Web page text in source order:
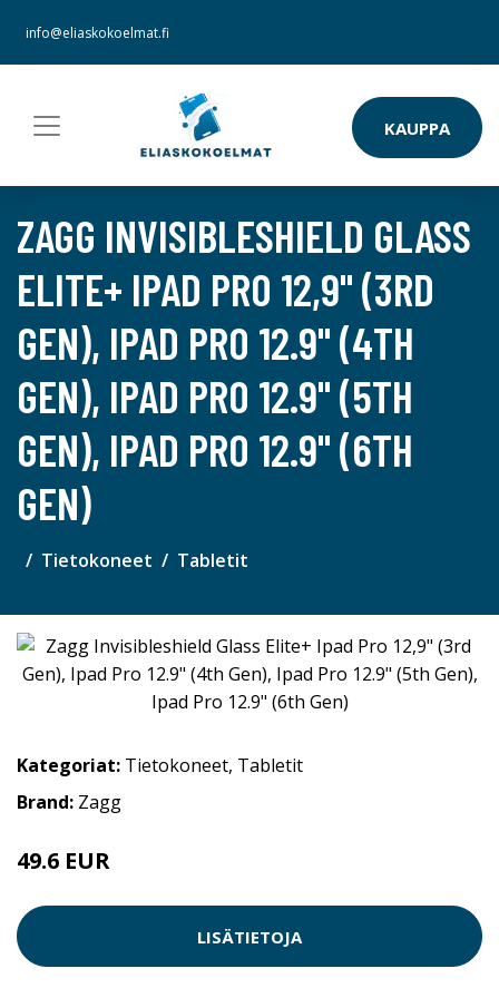
info@eliaskokoelmat.fi
KAUPPA
ZAGG INVISIBLESHIELD GLASS
ELITE+ IPAD PRO 12,9" (3RD
GEN), IPAD PRO 12.9" (4TH
GEN), IPAD PRO 12.9" (5TH
GEN), IPAD PRO 12.9" (6TH
GEN)
Tietokoneet Tabletit
Kategoriat: Tietokoneet, Tabletit
Brand: Zagg
49.6 EUR
LISÄTIETOJA